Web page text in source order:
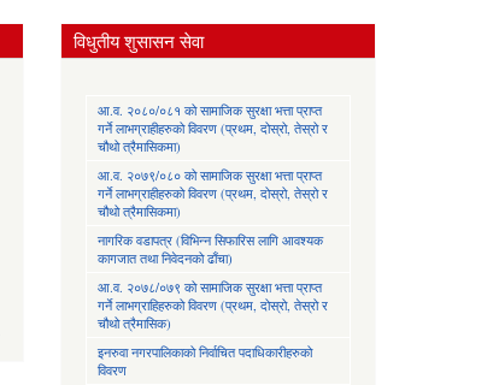
विधुतीय शुसासन सेवा
आ.व. २०८०/०८१ को सामाजिक सुरक्षा भत्ता प्राप्त
गर्ने लाभग्राहीहरुको विवरण (प्रथम, दोस्रो, तेस्रो र
चौथो त्रैमासिकमा)
आ.व. २०७९/०८० को सामाजिक सुरक्षा भत्ता प्राप्त
गर्ने लाभग्राहीहरुको विवरण (प्रथम, दोस्रो, तेस्रो र
चौथो त्रैमासिकमा)
नागरिक वडापत्र (विभिन्न सिफारिस लागि आवश्यक
कागजात तथा निवेदनको ढाँचा)
आ.व. २०७८/०७९ को सामाजिक सुरक्षा भत्ता प्राप्त
गर्ने लाभग्राहिहरुको विवरण (प्रथम, दोस्रो, तेस्रो र
चौथो त्रैमासिक)
इनरुवा नगरपालिकाको निर्वाचित पदाधिकारीहरुको
विवरण